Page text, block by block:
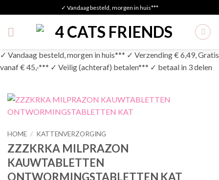
to
content
✓ Vandaag besteld, morgen in huis***
✓ Vandaag besteld, morgen in huis*** ✓ Verzending € 6,49, Gratis
vanaf € 45,-*** ✓ Veilig (achteraf) betalen*** ✓ betaal in 3 delen
HOME / KATTENVERZORGING
ZZZKRKA MILPRAZON
KAUWTABLETTEN
ONTWORMINGSTABLETTEN KAT